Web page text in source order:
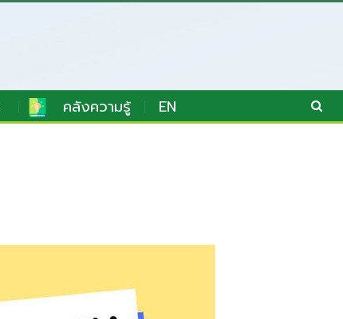
คลังความรู้ EN